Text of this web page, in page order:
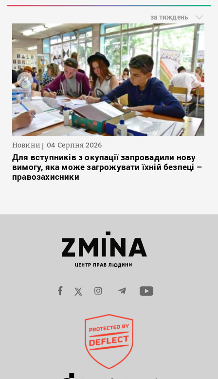
за тиждень
Новини 04 Серпня 2026
Для вступників з окупації запровадили нову
вимогу, яка може загрожувати їхній безпеці –
правозахисники